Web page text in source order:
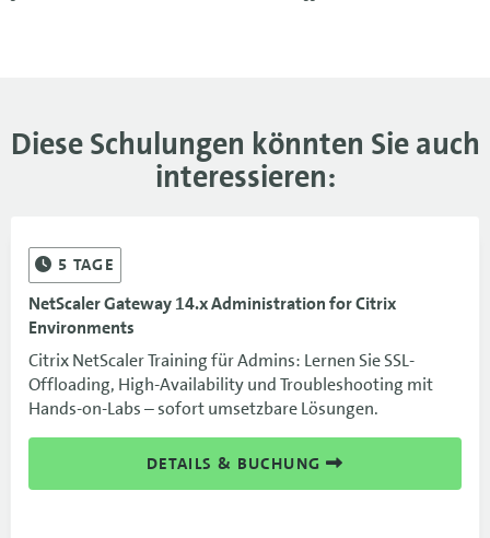
Diese Schulungen könnten Sie auch
interessieren:
5 TAGE
NetScaler Gateway 14.x Administration for Citrix
Environments
Citrix NetScaler Training für Admins: Lernen Sie SSL-
Offloading, High-Availability und Troubleshooting mit
Hands-on-Labs – sofort umsetzbare Lösungen.
DETAILS & BUCHUNG